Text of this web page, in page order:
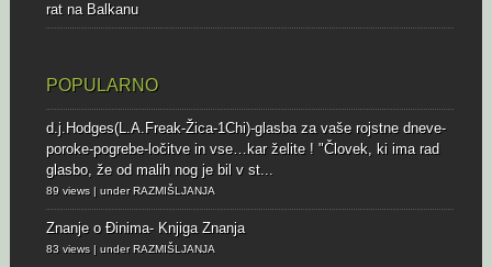
rat na Balkanu
POPULARNO
d.j.Hodges(L.A.Freak-Žica-1Chi)-glasba za vaše rojstne dneve-
poroke-pogrebe-ločitve in vse…kar želite ! "Človek, ki ima rad
glasbo, že od malih nog je bil v st...
89 views| underRAZMIŠLJANJA
Znanje o Đinima- Knjiga Znanja
83 views| underRAZMIŠLJANJA